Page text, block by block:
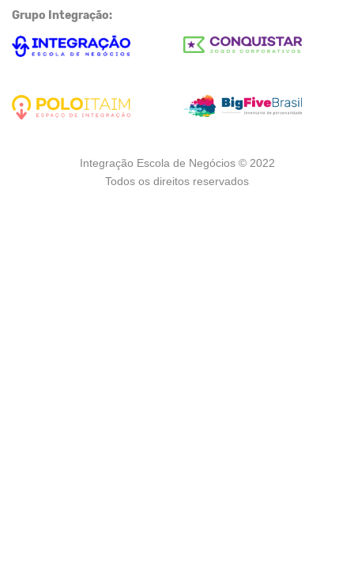
Grupo Integração:
Integração Escola de Negócios © 2022
Todos os direitos reservados